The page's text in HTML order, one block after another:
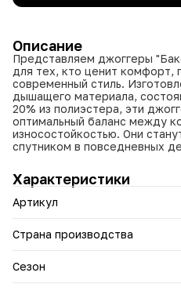
Описание
Представляем джоггеры
для тех, кто ценит комфорт,
современный стиль.
дышащего материала,
20% из полиэстера, эти
оптимальный баланс между
износостойкостью. Они
спутником в повседневных
Джоггеры "Бакстер"
регионе, известном своими
промышленности. Мы
высококачественный хлопок,
Сочетание проверенных
изделия, отвечающие самым
Характеристики
Артикул
Страна производства
Сезон